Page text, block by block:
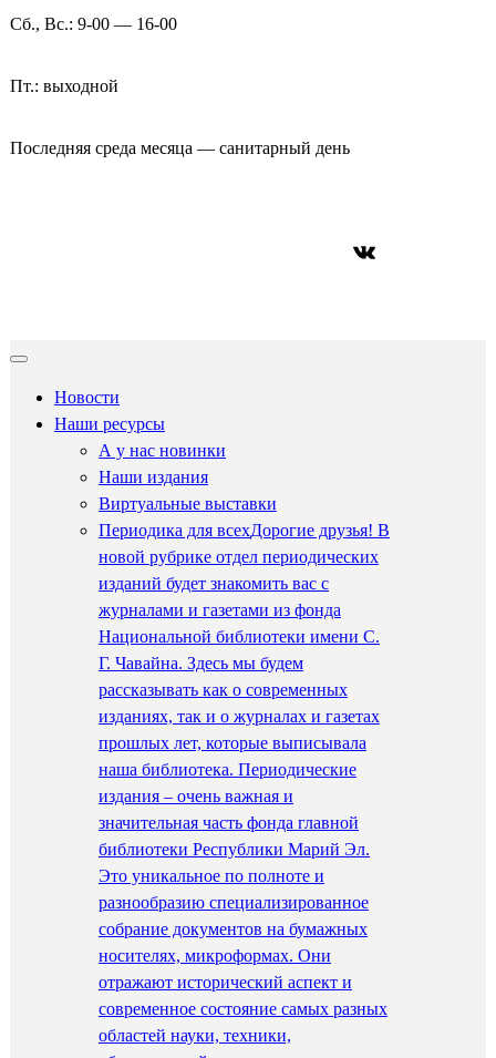
Сб., Вс.: 9-00 — 16-00
Пт.: выходной
Последняя среда месяца — санитарный день
ВКонтакте
Новости
Наши ресурсы
А у нас новинки
Наши издания
Виртуальные выставки
Периодика для всехДорогие друзья! В
новой рубрике отдел периодических
изданий будет знакомить вас с
журналами и газетами из фонда
Национальной библиотеки имени С.
Г. Чавайна. Здесь мы будем
рассказывать как о современных
изданиях, так и о журналах и газетах
прошлых лет, которые выписывала
наша библиотека. Периодические
издания – очень важная и
значительная часть фонда главной
библиотеки Республики Марий Эл.
Это уникальное по полноте и
разнообразию специализированное
собрание документов на бумажных
носителях, микроформах. Они
отражают исторический аспект и
современное состояние самых разных
областей науки, техники,